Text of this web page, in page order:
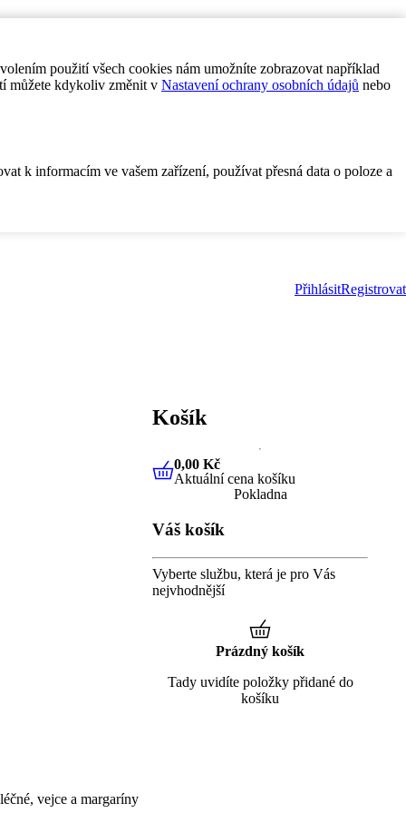
použití všech cookies nám umožníte zobrazovat například
můžete kdykoliv změnit v Nastavení ochrany osobních údajů nebo
k informacím ve vašem zařízení, používat přesná data o poloze a
PřihlásitRegistrovat
vejce a margaríny
Košík
0,00 KčAktuální cena košíku
0,00 Kč
Aktuální cena košíku
Pokladna
Váš košík
Vyberte službu, která je pro Vás
nejvhodnější
Prázdný košík
Tady uvidíte položky přidané do
košíku